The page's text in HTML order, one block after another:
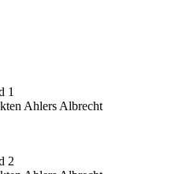
Ahlers Albrecht